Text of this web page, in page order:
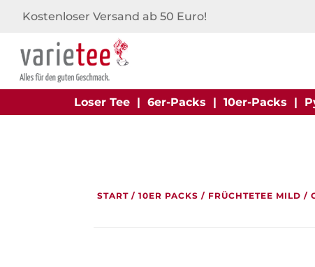
Kostenloser Versand ab 50 Euro!
Loser Tee| 6er-Packs | 10er-Packs |
START /10ER PACKS / FRÜCHTETEE MILD /